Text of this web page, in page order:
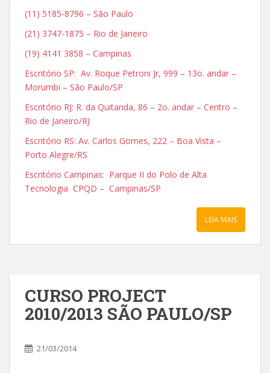
(11) 5185-8796 – São Paulo
(21) 3747-1875 – Rio de Janeiro
(19) 4141 3858 – Campinas
Escritório SP: Av. Roque Petroni Jr, 999 – 13o. andar –
Morumbi – São Paulo/SP
Escritório RJ: R. da Quitanda, 86 – 2o. andar – Centro –
Rio de Janeiro/RJ
Escritório RS: Av. Carlos Gomes, 222 – Boa Vista –
Porto Alegre/RS
Escritório Campinas: Parque II do Polo de Alta
Tecnologia CPQD – Campinas/SP
LEIA MAIS
CURSO PROJECT
2010/2013 SÃO PAULO/SP
21/03/2014